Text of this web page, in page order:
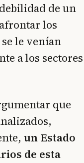
de un
los
le venían
a los sectores
que
un Estado
de esta